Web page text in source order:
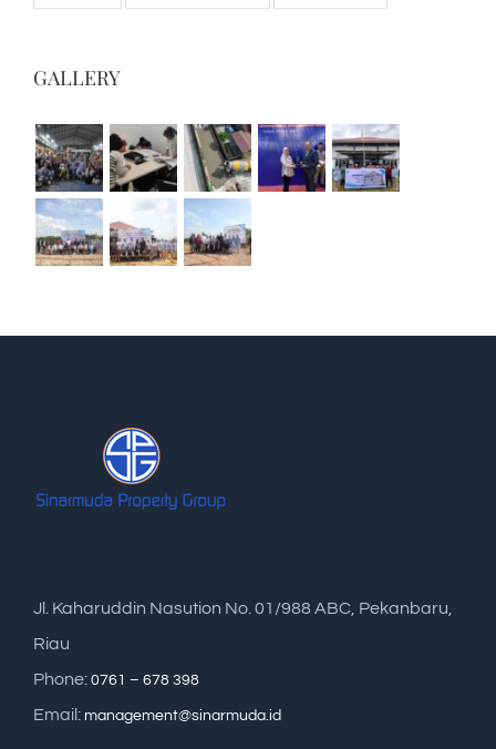
GALLERY
Jl. Kaharuddin Nasution No. 01/988 ABC, Pekanbaru,
Riau
Phone: 0761 – 678 398
Email: management@sinarmuda.id